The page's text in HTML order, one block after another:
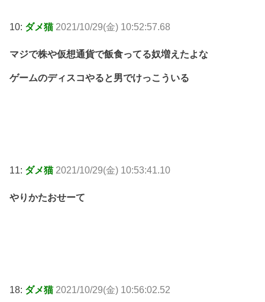
10: ダメ猫 2021/10/29(金) 10:52:57.68
マジで株や仮想通貨で飯食ってる奴増えたよな
ゲームのディスコやると男でけっこういる
11: ダメ猫 2021/10/29(金) 10:53:41.10
やりかたおせーて
18: ダメ猫 2021/10/29(金) 10:56:02.52